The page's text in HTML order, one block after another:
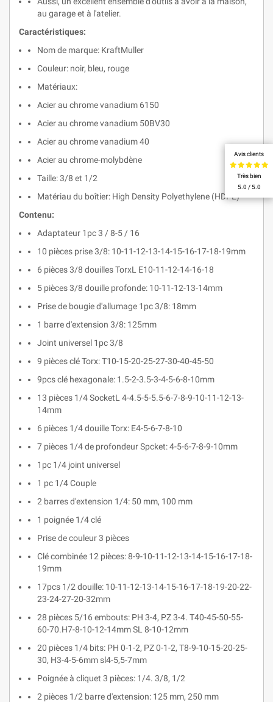
Avis clients
Très bien
5.0 / 5.0
au garage et à l'atelier.
Caractéristiques:
Nom de marque: KraftMuller
Couleur: noir, bleu, rouge
Matériaux:
Acier au chrome vanadium 6150
Acier au chrome vanadium 50BV30
Acier au chrome vanadium 40
Acier au chrome-molybdène
Taille: 3/8 et 1/2
Matériau du boîtier: High Density Polyethylene (HDPE)
Contenu:
Adaptateur 1pc 3 / 8-5 / 16
10 pièces prise 3/8: 10-11-12-13-14-15-16-17-18-19mm
6 pièces 3/8 douilles TorxL E10-11-12-14-16-18
5 pièces 3/8 douille profonde: 10-11-12-13-14mm
Prise de bougie d'allumage 1pc 3/8: 18mm
1 barre d'extension 3/8: 125mm
Joint universel 1pc 3/8
9 pièces clé Torx: T10-15-20-25-27-30-40-45-50
9pcs clé hexagonale: 1.5-2-3.5-3-4-5-6-8-10mm
13 pièces 1/4 SocketL 4-4.5-5-5.5-6-7-8-9-10-11-12-13-
14mm
6 pièces 1/4 douille Torx: E4-5-6-7-8-10
7 pièces 1/4 de profondeur Spcket: 4-5-6-7-8-9-10mm
1pc 1/4 joint universel
1 pc 1/4 Couple
2 barres d'extension 1/4: 50 mm, 100 mm
1 poignée 1/4 clé
Prise de couleur 3 pièces
Clé combinée 12 pièces: 8-9-10-11-12-13-14-15-16-17-18-
19mm
17pcs 1/2 douille: 10-11-12-13-14-15-16-17-18-19-20-22-
23-24-27-20-32mm
28 pièces 5/16 embouts: PH 3-4, PZ 3-4. T40-45-50-55-
60-70.H7-8-10-12-14mm SL 8-10-12mm
20 pièces 1/4 bits: PH 0-1-2, PZ 0-1-2, T8-9-10-15-20-25-
30, H3-4-5-6mm sl4-5,5-7mm
Poignée à cliquet 3 pièces: 1/4. 3/8, 1/2
2 pièces 1/2 barre d'extension: 125 mm, 250 mm